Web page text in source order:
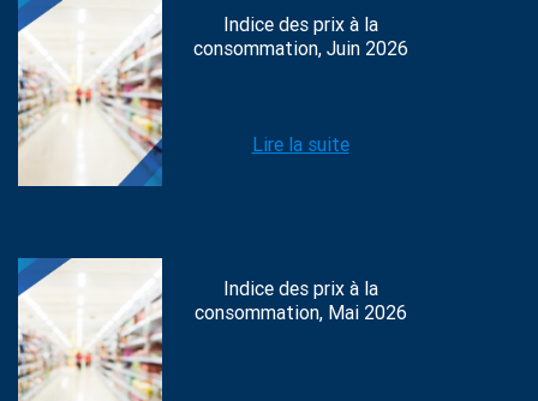
Indice des prix à la
consommation, Juin 2026
Lire la suite
Indice des prix à la
consommation, Mai 2026